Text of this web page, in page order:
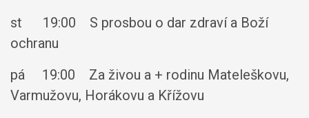
st 19:00 S prosbou o dar zdraví a Boží
ochranu
pá 19:00 Za živou a + rodinu Mateleškovu,
Varmužovu, Horákovu a Křížovu